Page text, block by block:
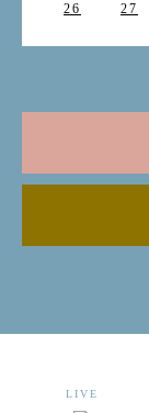
26
27
LIVE